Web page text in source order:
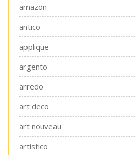
amazon
antico
applique
argento
arredo
art deco
art nouveau
artistico